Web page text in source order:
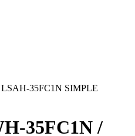
35FC1N SIMPLE
35FC1N /